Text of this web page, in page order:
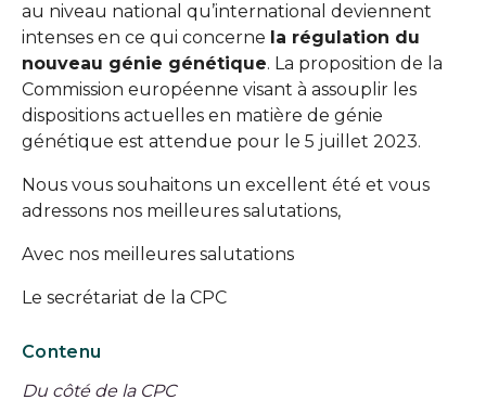
au niveau national qu’international deviennent
intenses en ce qui concerne la régulation du
nouveau génie génétique. La proposition de la
Commission européenne visant à assouplir les
dispositions actuelles en matière de génie
génétique est attendue pour le 5 juillet 2023.
Nous vous souhaitons un excellent été et vous
adressons nos meilleures salutations,
Avec nos meilleures salutations
Le secrétariat de la CPC
Contenu
Du côté de la CPC